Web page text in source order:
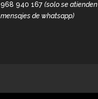
968 940 167 (solo se atienden
mensajes de whatsapp)